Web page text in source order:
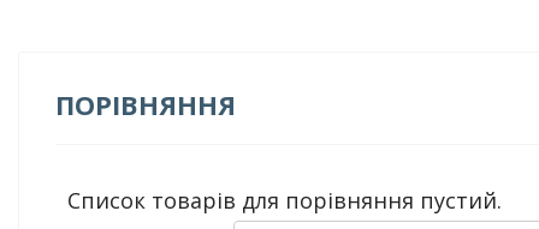
ПОРІВНЯННЯ
Список товарів для порівняння пустий.